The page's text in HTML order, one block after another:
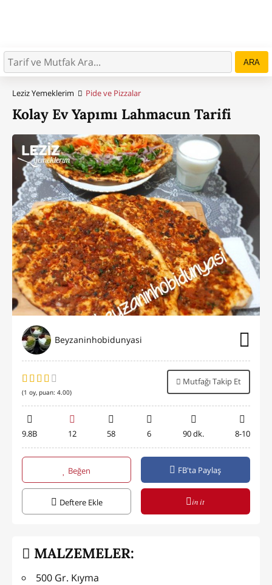
ARA
Leziz Yemeklerim Pide ve Pizzalar
Kolay Ev Yapımı Lahmacun Tarifi
Beyzaninhobidunyasi
(1 oy, puan: 4.00)
Mutfağı Takip Et
9.8B 12 58 6 90 dk. 8-10
Beğen FB'ta Paylaş
Deftere Ekle in it
MALZEMELER:
500 Gr. Kıyma